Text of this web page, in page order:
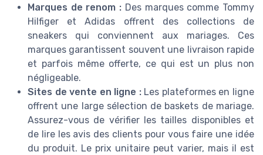
Marques de renom : Des marques comme Tommy
Hilfiger et Adidas offrent des collections de
sneakers qui conviennent aux mariages. Ces
marques garantissent souvent une livraison rapide
et parfois même offerte, ce qui est un plus non
négligeable.
Sites de vente en ligne :Les plateformes en ligne
offrent une large sélection de baskets de mariage.
Assurez-vous de vérifier les tailles disponibles et
de lire les avis des clients pour vous faire une idée
du produit. Le prix unitaire peut varier, mais il est